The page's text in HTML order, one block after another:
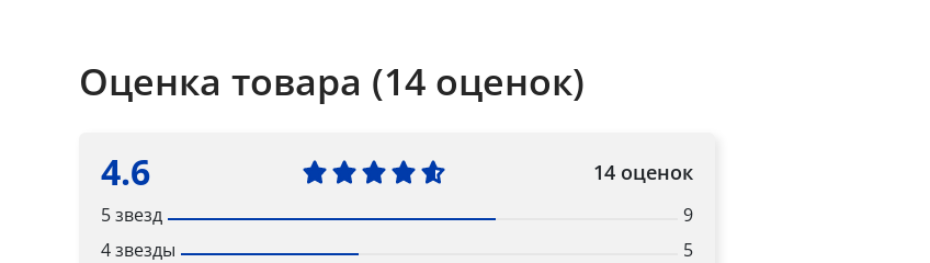
Оценка товара (14 оценок)
4.6 14 оценок
5 звезд
9
4 звезды
5